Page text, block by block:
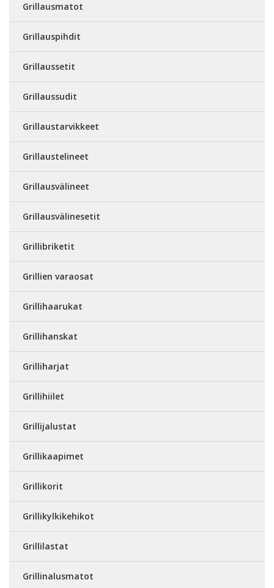
Grillausmatot
Grillauspihdit
Grillaussetit
Grillaussudit
Grillaustarvikkeet
Grillaustelineet
Grillausvälineet
Grillausvälinesetit
Grillibriketit
Grillien varaosat
Grillihaarukat
Grillihanskat
Grilliharjat
Grillihiilet
Grillijalustat
Grillikaapimet
Grillikorit
Grillikylkikehikot
Grillilastat
Grillinalusmatot